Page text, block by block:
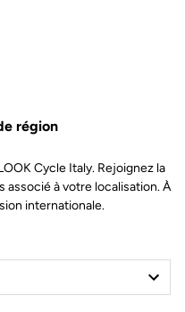
région
Cycle Italy. Rejoignez la
associé à votre localisation. À
internationale.